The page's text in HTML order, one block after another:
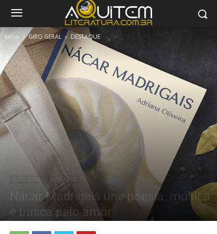
Início GIRO GERAL DESTAQUE
GIRO GERAL DESTAQUE
Nácar Madrigais une poesia, música
e busca pelo amor